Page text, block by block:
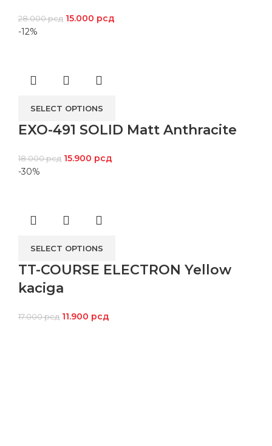
28.000рсд 15.000 рсд
-12%
SELECT OPTIONS
EXO-491 SOLID Matt Anthracite
18.000рсд 15.900 рсд
-30%
SELECT OPTIONS
TT-COURSE ELECTRON Yellow
kaciga
17.000рсд 11.900 рсд